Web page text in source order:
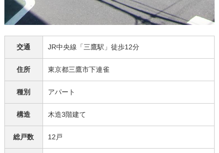
交通 JR中央線「三鷹駅」徒歩12分
住所 東京都三鷹市下連雀
種別 アパート
構造 木造3階建て
総戸数 12戸